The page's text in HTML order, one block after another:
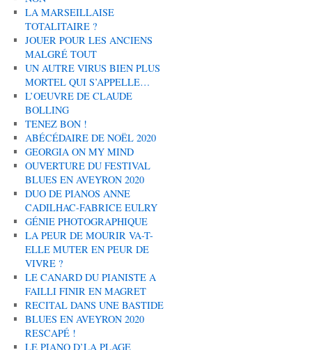
LA MARSEILLAISE
TOTALITAIRE ?
JOUER POUR LES ANCIENS
MALGRÉ TOUT
UN AUTRE VIRUS BIEN PLUS
MORTEL QUI S’APPELLE…
L’OEUVRE DE CLAUDE
BOLLING
TENEZ BON !
ABÉCÉDAIRE DE NOËL 2020
GEORGIA ON MY MIND
OUVERTURE DU FESTIVAL
BLUES EN AVEYRON 2020
DUO DE PIANOS ANNE
CADILHAC-FABRICE EULRY
GÉNIE PHOTOGRAPHIQUE
LA PEUR DE MOURIR VA-T-
ELLE MUTER EN PEUR DE
VIVRE ?
LE CANARD DU PIANISTE A
FAILLI FINIR EN MAGRET
RECITAL DANS UNE BASTIDE
BLUES EN AVEYRON 2020
RESCAPÉ !
LE PIANO D’LA PLAGE